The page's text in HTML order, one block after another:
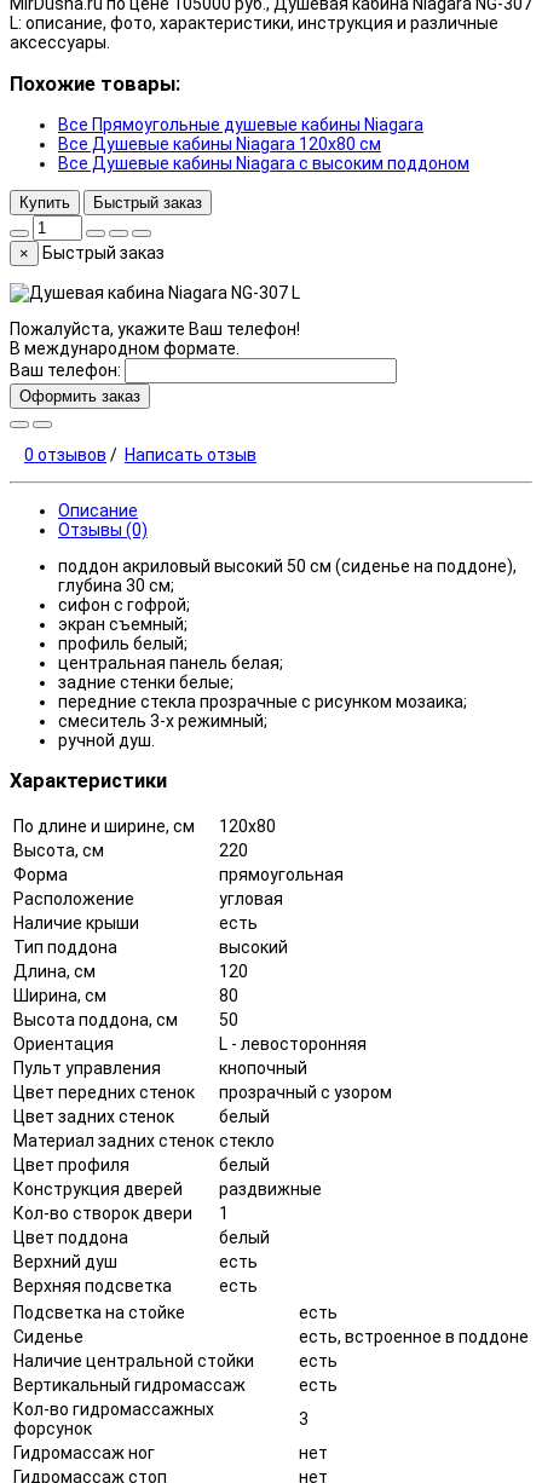
L: описание, фото, характеристики, инструкция и различные
аксессуары.
Похожие товары:
Все Прямоугольные душевые кабины Niagara
Все Душевые кабины Niagara 120x80 см
Все Душевые кабины Niagara с высоким поддоном
Купить Быстрый заказ
× Быстрый заказ
Пожалуйста, укажите Ваш телефон!
В международном формате.
Ваш телефон:
Оформить заказ
0 отзывов / Написать отзыв
Описание
Отзывы (0)
поддон акриловый высокий 50 см (сиденье на поддоне),
глубина 30 см;
сифон с гофрой;
экран съемный;
профиль белый;
центральная панель белая;
задние стенки белые;
передние стекла прозрачные с рисунком мозаика;
смеситель 3-х режимный;
ручной душ.
Характеристики
По длине и ширине, см
120x80
Высота, см
220
Форма
прямоугольная
Расположение
угловая
Наличие крыши
есть
Тип поддона
высокий
Длина, см
120
Ширина, см
80
Высота поддона, см
50
Ориентация
L - левосторонняя
Пульт управления
кнопочный
Цвет передних стенок
прозрачный с узором
Цвет задних стенок
белый
Материал задних стенок стекло
Цвет профиля
белый
Конструкция дверей
раздвижные
Кол-во створок двери
1
Цвет поддона
белый
Верхний душ
есть
Верхняя подсветка
есть
Подсветка на стойке
есть
Сиденье
есть, встроенное в поддоне
Наличие центральной стойки
есть
Вертикальный гидромассаж
есть
Кол-во гидромассажных
форсунок
3
Гидромассаж ног
нет
Гидромассаж стоп
нет